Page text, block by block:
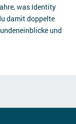
was Identity
damit doppelte
und